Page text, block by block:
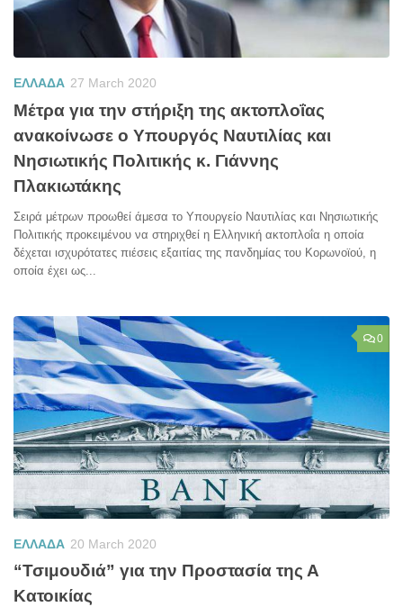
ΕΛΛΑΔΑ 27 March 2020
Μέτρα για την στήριξη της ακτοπλοΐας
ανακοίνωσε ο Υπουργός Ναυτιλίας και
Νησιωτικής Πολιτικής κ. Γιάννης
Πλακιωτάκης
Σειρά μέτρων προωθεί άμεσα το Υπουργείο Ναυτιλίας και Νησιωτικής
Πολιτικής προκειμένου να στηριχθεί η Ελληνική ακτοπλοΐα η οποία
δέχεται ισχυρότατες πιέσεις εξαιτίας της πανδημίας του Κορωνοϊού, η
οποία έχει ως...
0
ΕΛΛΑΔΑ 20 March 2020
“Τσιμουδιά” για την Προστασία της Α
Κατοικίας